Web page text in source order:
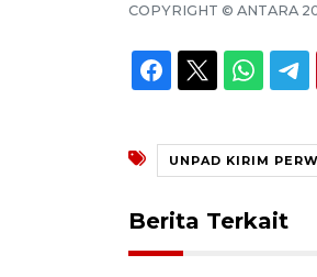
COPYRIGHT © ANTARA
UNPAD KIRIM
Berita Terkait